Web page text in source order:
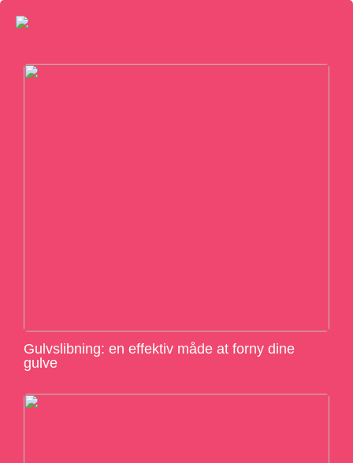
Gulvslibning: en effektiv måde at forny dine
gulve